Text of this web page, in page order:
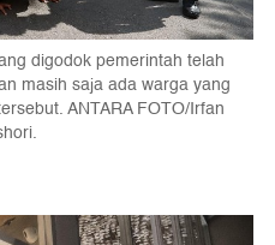
digodok pemerintah telah
masih saja ada warga yang
ANTARA FOTO/Irfan